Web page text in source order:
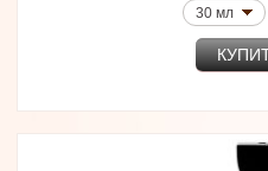
30 мл